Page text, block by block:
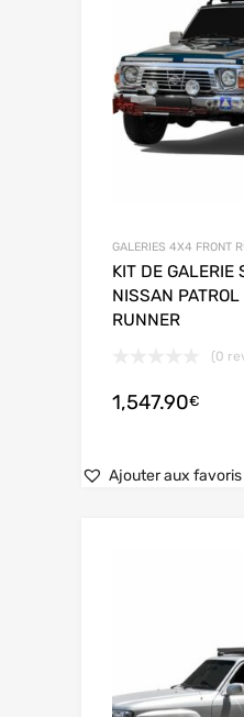
GALERIES 4X4 FRONT
KIT DE GALERIE
NISSAN
RUNNER
(0
1,547.90€
Ajouter aux favoris